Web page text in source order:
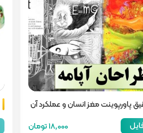
پاورپوینت مغز انسان و عملکرد آن
18,000 تومان